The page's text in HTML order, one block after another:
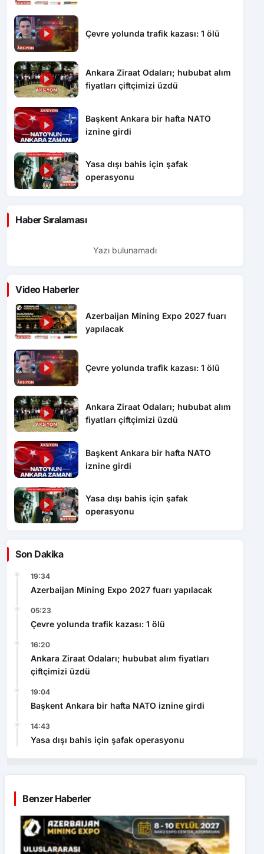
Çevre yolunda trafik kazası: 1 ölü
Ankara Ziraat Odaları; hububat alım
fiyatları çiftçimizi üzdü
Başkent Ankara bir hafta NATO
iznine girdi
Yasa dışı bahis için şafak
operasyonu
Haber Sıralaması
Yazı bulunamadı
Video Haberler
Azerbaijan Mining Expo 2027 fuarı
yapılacak
Çevre yolunda trafik kazası: 1 ölü
Ankara Ziraat Odaları; hububat alım
fiyatları çiftçimizi üzdü
Başkent Ankara bir hafta NATO
iznine girdi
Yasa dışı bahis için şafak
operasyonu
Son Dakika
19:34
Azerbaijan Mining Expo 2027 fuarı yapılacak
05:23
Çevre yolunda trafik kazası: 1 ölü
16:20
Ankara Ziraat Odaları; hububat alım fiyatları
çiftçimizi üzdü
19:04
Başkent Ankara bir hafta NATO iznine girdi
14:43
Yasa dışı bahis için şafak operasyonu
Benzer Haberler